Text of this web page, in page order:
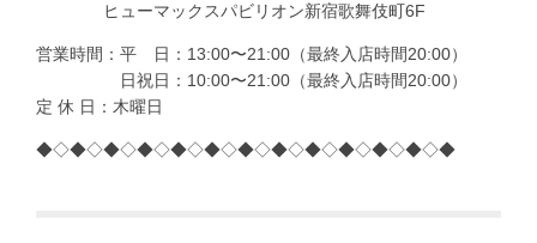
ヒューマックスパビリオン新宿歌舞伎町6F
営業時間：平 日：13:00〜21:00（最終入店時間20:00）
日祝日：10:00〜21:00（最終入店時間20:00）
定 休 日：木曜日
◆◇◆◇◆◇◆◇◆◇◆◇◆◇◆◇◆◇◆◇◆◇◆◇◆